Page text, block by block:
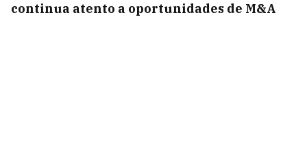
continua atento a oportunidades de M&A